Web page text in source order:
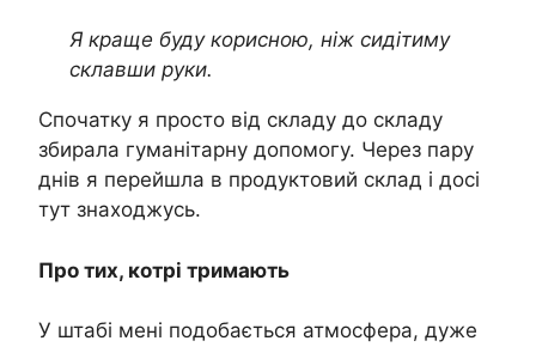
Я краще буду корисною, ніж сидітиму
склавши руки.
Спочатку я просто від складу до складу
збирала гуманітарну допомогу. Через пару
днів я перейшла в продуктовий склад і досі
тут знаходжусь.
Про тих, котрі тримають
У штабі мені подобається атмосфера, дуже